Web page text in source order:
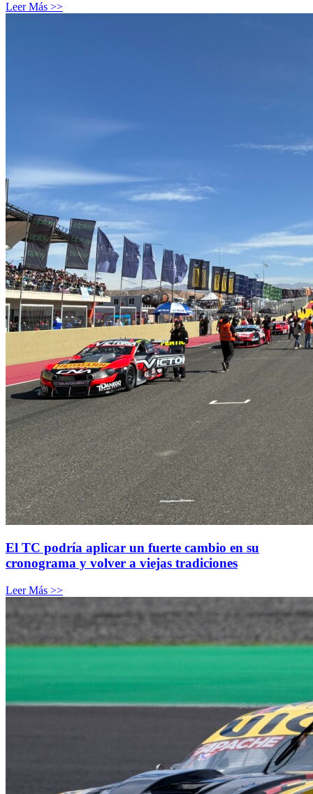
Leer Más >>
El TC podría aplicar un fuerte cambio en su
cronograma y volver a viejas tradiciones
Leer Más >>